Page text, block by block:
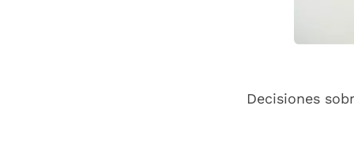
Decisiones